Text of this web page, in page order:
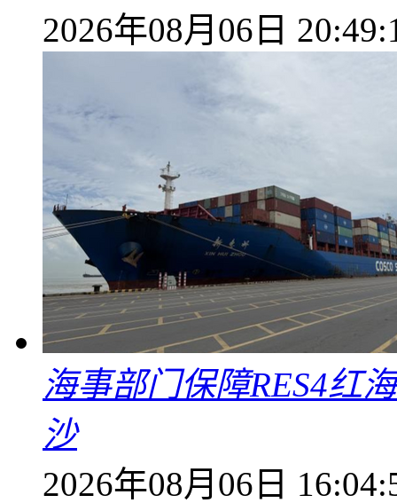
2026年08月06日
海事部门保障RES4红
沙
2026年08月06日